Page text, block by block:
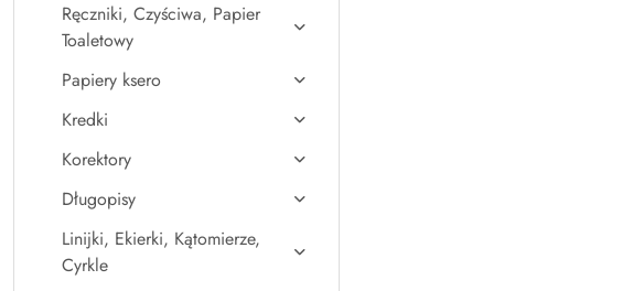
Ręczniki, Czyściwa, Papier
Toaletowy
Papiery ksero
Kredki
Korektory
Długopisy
Linijki, Ekierki, Kątomierze,
Cyrkle